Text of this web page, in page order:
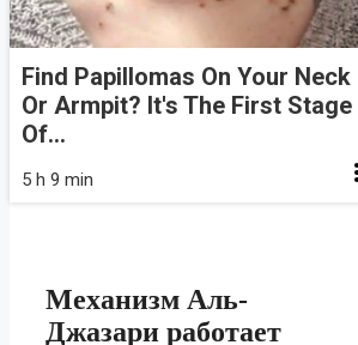
Find Papillomas On Your Neck
Or Armpit? It's The First Stage
Of...
5 h 9 min
Механизм Аль-
Джазари работает